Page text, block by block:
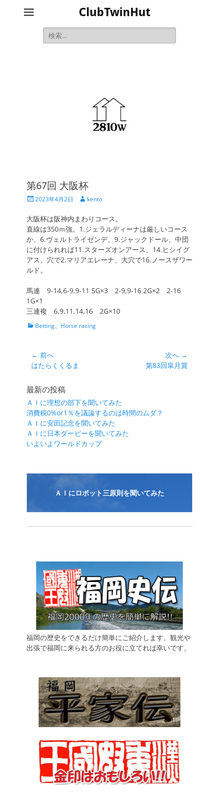
ClubTwinHut
検
索:
第67回 大阪杯
投
日
2023年4月2日
投
者
kento
大阪杯は阪神内まわりコース。
直線は350ｍ強。1.ジェラルディーナは厳しいコース
か、6.ヴェルトライゼンデ、9.ジャックドール、中団
に付けられれば11.スターズオンアース、14.ヒシイグ
アス、穴で2.マリアエレーナ、大穴で16.ノースザワー
ルド。
馬連 9-14,6-9,9-11 5G×3 2-9,9-16 2G×2 2-16
1G×1
三連複 6,9,11,14,16 2G×10
カ Betting、 Horse racing
投
稿
ビ
ゲ
ー
シ
ョ
← 前へ
前
投
稿:
はたらくくるま
次へ →
第83回皐月賞
最新の投稿
ＡＩに理想の部下を聞いてみた
消費税0%or1％を議論するのは時間のムダ？
ＡＩに安田記念を聞いてみた
ＡＩに日本ダービーを聞いてみた
いよいよワールドカップ
ＡＩにロボット三原則を聞いてみた
福岡の歴史をできるだけ簡単にご紹介します。観光や
出張で福岡に来られる方のお役に立てれば幸いです。